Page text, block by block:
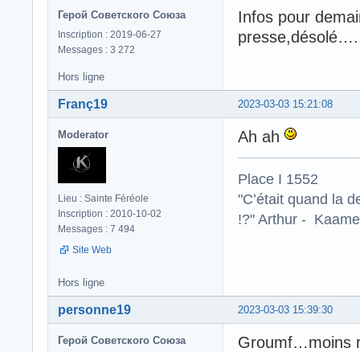
Герой Советского Союза
Inscription : 2019-06-27
Messages : 3 272
Infos pour
Hors ligne
2023-03-03 15:21:08
Franç19
Moderator
Lieu : Sainte Féréole
Inscription : 2010-10-02
Messages : 7 494
Site Web
Ah ah
Place I 1552
"C’était quand la
!?" Arthur -
Hors ligne
2023-03-03 15:39:30
personne19
Герой Советского Союза
Groumf…moins